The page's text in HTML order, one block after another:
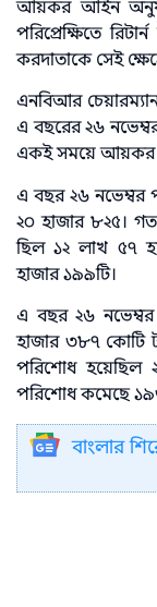
আয়কর আইন
পরিপ্রেক্ষিতে
করদাতাকে সেই
এনবিআর
এ বছরের ২৬
একই সময়ে আয়কর
এ বছর ২৬ নভেম্বর
২০ হাজার ৮২৫।
ছিল ১২ লাখ ৫৭
হাজার ১৯৯টি।
এ বছর ২৬ নভেম্বর
হাজার ৩৮৭ কোটি
পরিশোধ হয়েছিল
পরিশোধ কমেছে
বাংলার